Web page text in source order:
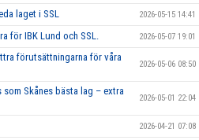
laget i SSL 2026-05-15 14:41
för IBK Lund och SSL. 2026-05-07 19:01
förutsättningarna för våra
2026-05-06 08:50
Skånes bästa lag – extra
2026-05-01 22:04
2026-04-21 07:08